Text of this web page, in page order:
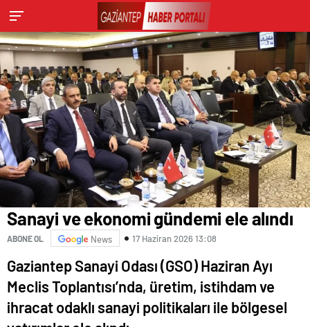
Sanayi ve ekonomi gündemi ele alındı
ABONE OL News 17 Haziran 2026 13:08
Gaziantep Sanayi Odası (GSO) Haziran Ayı
Meclis Toplantısı’nda, üretim, istihdam ve
ihracat odaklı sanayi politikaları ile bölgesel